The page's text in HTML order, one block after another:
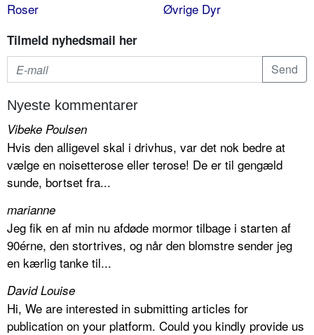
Roser
Øvrige Dyr
Tilmeld nyhedsmail her
Nyeste kommentarer
Vibeke Poulsen
Hvis den alligevel skal i drivhus, var det nok bedre at
vælge en noisetterose eller terose! De er til gengæld
sunde, bortset fra...
marianne
Jeg fik en af min nu afdøde mormor tilbage i starten af
90érne, den stortrives, og når den blomstre sender jeg
en kærlig tanke til...
David Louise
Hi, We are interested in submitting articles for
publication on your platform. Could you kindly provide us